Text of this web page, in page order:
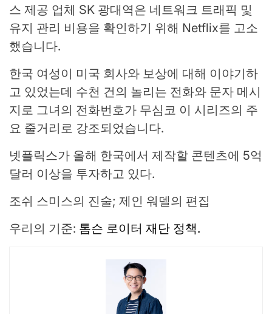
스 제공 업체 SK 광대역은 네트워크 트래픽 및
유지 관리 비용을 확인하기 위해 Netflix를 고소
했습니다.
한국 여성이 미국 회사와 보상에 대해 이야기하
고 있었는데 수천 건의 놀리는 전화와 문자 메시
지로 그녀의 전화번호가 무심코 이 시리즈의 주
요 줄거리로 강조되었습니다.
넷플릭스가 올해 한국에서 제작할 콘텐츠에 5억
달러 이상을 투자하고 있다.
조쉬 스미스의 진술; 제인 워델의 편집
우리의 기준: 톰슨 로이터 재단 정책.